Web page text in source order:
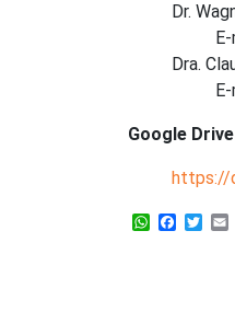
Dr.
Dra.
Google
https://
WhatsApp